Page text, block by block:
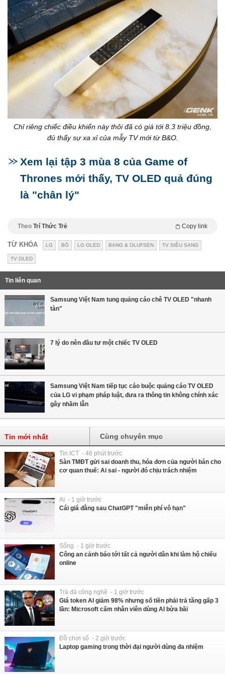
Chỉ riêng chiếc điều khiển này thôi đã có giá tới 8.3 triệu đồng,
đủ thấy sự xa xỉ của mẫy TV mới từ B&O.
Xem lại tập 3 mùa 8 của Game of
Thrones mới thấy, TV OLED quả đúng
là "chân lý"
Theo Trí Thức Trẻ Copy link
TỪ KHÓA LG BÒ LG OLED BANG & OLUFSEN TV SIÊU SANG
TV OLED
Tin liên quan
Samsung Việt Nam tung quảng cáo chê TV OLED "nhanh
tàn"
7 lý do nên đầu tư một chiếc TV OLED
Samsung Việt Nam tiếp tục cáo buộc quảng cáo TV OLED
của LG vi phạm pháp luật, đưa ra thông tin không chính xác
gây nhầm lẫn
Tin mới nhất Cùng chuyên mục
Tin ICT - 46 phút trước
Sàn TMĐT gửi sai doanh thu, hóa đơn của người bán cho
cơ quan thuế: Ai sai - người đó chịu trách nhiệm
AI - 1 giờ trước
Cái giá đằng sau ChatGPT "miễn phí vô hạn"
Sống - 1 giờ trước
Công an cảnh báo tới tất cả người dân khi làm hộ chiếu
online
Trà đá công nghệ - 1 giờ trước
Giá token AI giảm 98% nhưng số tiền phải trả tăng gấp 3
lần: Microsoft cấm nhân viên dùng AI bừa bãi
Đồ chơi số - 2 giờ trước
Laptop gaming trong thời đại người dùng đa nhiệm